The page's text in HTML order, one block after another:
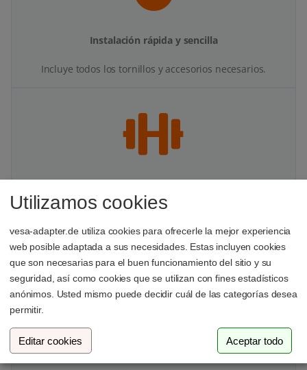
Instalación rápida y sencilla
Incluye todos los tornillos y accesorios necesarios.
estabilidad para garantizar su calidad.
Más espacio en tu escritorio
Utilizamos cookies
vesa-adapter.de utiliza cookies para ofrecerle la mejor experiencia
web posible adaptada a sus necesidades. Estas incluyen cookies
que son necesarias para el buen funcionamiento del sitio y su
seguridad, así como cookies que se utilizan con fines estadísticos
anónimos. Usted mismo puede decidir cuál de las categorías desea
permitir.
Editar cookies Aceptar todo